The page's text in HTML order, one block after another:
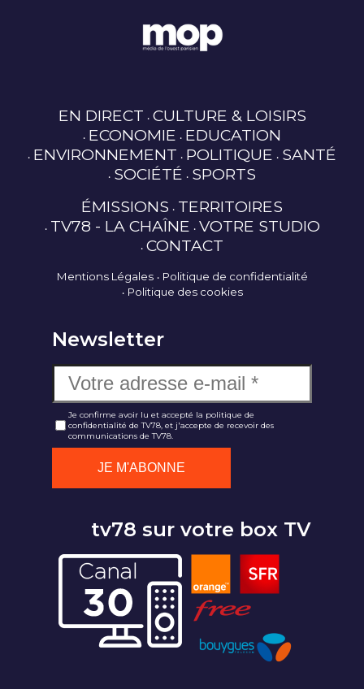
EN DIRECT CULTURE & LOISIRS
ECONOMIE EDUCATION
ENVIRONNEMENT POLITIQUE SANTÉ
SOCIÉTÉ SPORTS
ÉMISSIONS TERRITOIRES
TV78 - LA CHAÎNE VOTRE STUDIO
CONTACT
Mentions Légales
Politique de confidentialité
Politique des cookies
Newsletter
Je confirme avoir lu et accepté la politique de
confidentialité de TV78, et j'accepte de recevoir des
communications de TV78.
tv78 sur votre box TV